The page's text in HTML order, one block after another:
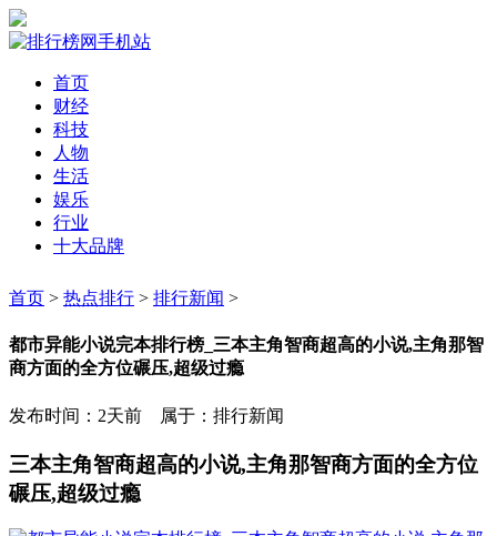
首页
财经
科技
人物
生活
娱乐
行业
十大品牌
首页 > 热点排行 > 排行新闻 >
都市异能小说完本排行榜_三本主角智商超高的小说,主角那智
商方面的全方位碾压,超级过瘾
发布时间：2天前 属于：排行新闻
三本主角智商超高的小说,主角那智商方面的全方位
碾压,超级过瘾